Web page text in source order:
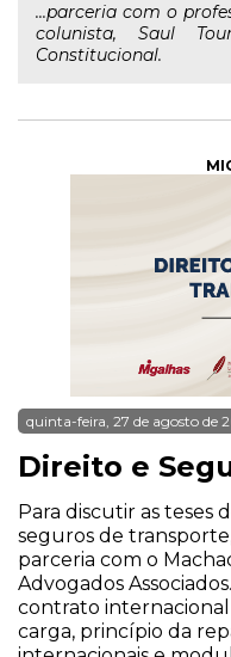
...parceria com o
colunista, Saul
Constitucional.
quinta-feira, 27 de agosto de
Direito e
Para discutir as teses
seguros de
parceria com o
Advogados
contrato
carga, princípio da